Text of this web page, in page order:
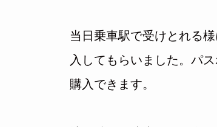
当日乗車駅で受けとれる
入してもらいました。パ
購入できます。